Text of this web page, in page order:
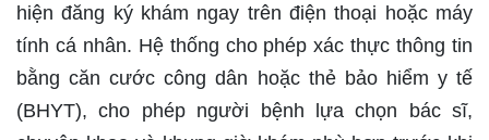
hiện đăng ký khám ngay trên điện thoại hoặc máy
tính cá nhân. Hệ thống cho phép xác thực thông tin
bằng căn cước công dân hoặc thẻ bảo hiểm y tế
(BHYT), cho phép người bệnh lựa chọn bác sĩ,